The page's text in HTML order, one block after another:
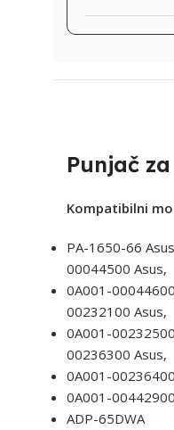
Punjač
Kompatibilni
PA-1650-66
00044500 Asus,
0A001-
00232100 Asus,
0A001-
00236300 Asus,
0A001-
0A001-
ADP-65DWA